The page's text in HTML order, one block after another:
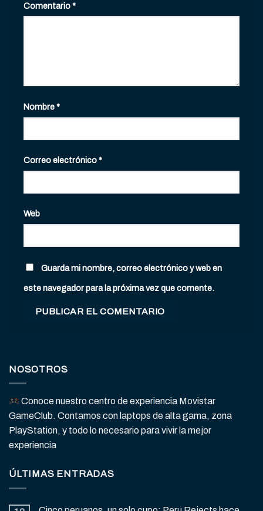
Comentario*
Nombre*
Correo electrónico*
Web
Guarda mi nombre, correo electrónico y web en
este navegador para la próxima vez que comente.
NOSOTROS
Conoce nuestro centro de experiencia Movistar
GameClub. Contamos con laptops de alta gama, zona
PlayStation, y todo lo necesario para vivir la mejor
experiencia
ÚLTIMAS ENTRADAS